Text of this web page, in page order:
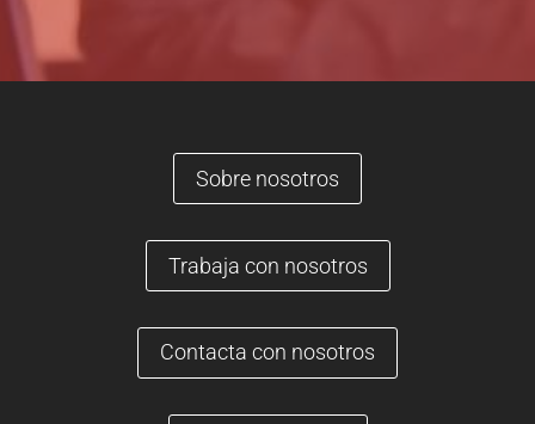
Sobre nosotros
Trabaja con nosotros
Contacta con nosotros